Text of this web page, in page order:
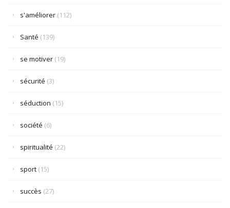
s'améliorer (112)
Santé (139)
se motiver (19)
sécurité (3)
séduction (15)
société (6)
spiritualité (22)
sport (15)
succès (27)